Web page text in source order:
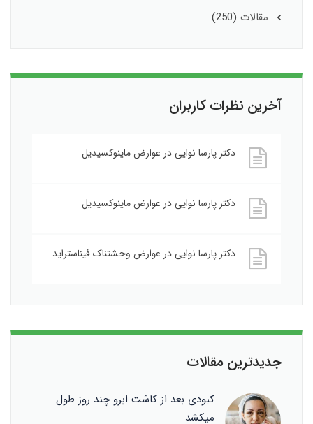
مقالات (250)
آخرین نظرات کاربران
دکتر پارسا نواییدر عوارض ماینوکسیدیل
دکتر پارسا نواییدر عوارض ماینوکسیدیل
دکتر پارسا نواییدر عوارض وحشتناک فیناستراید
جدیدترین مقالات
کبودی بعد از کاشت ابرو چند روز طول
میکشد